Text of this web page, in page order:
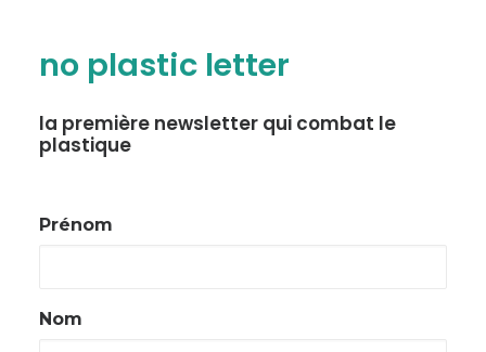
no plastic letter
la première newsletter qui combat le
plastique
Prénom
Nom